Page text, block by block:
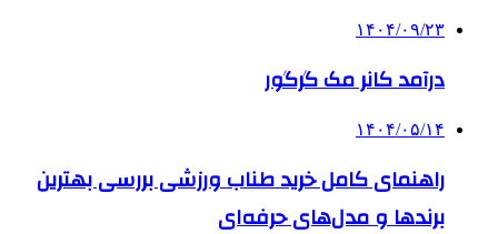
۱۴۰۴/۰۹/۲۳
درآمد کانر مک گرگور
۱۴۰۴/۰۵/۱۴
راهنمای کامل خرید طناب ورزشی بررسی بهترین
برندها و مدل‌های حرفه‌ای